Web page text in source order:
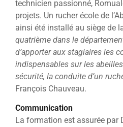
technicien passionné,
projets. Un rucher école de
ainsi été installé au siège de
quatrième dans le
d’apporter aux stagiaires les
indispensables sur les
sécurité, la conduite d’un
François Chauveau.
Communication
La formation est assurée par